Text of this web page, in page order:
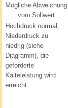
Mögliche Abweichung
vom Sollwert
Hochdruck normal,
Niederdruck zu
niedrig (siehe
Diagramm), die
geforderte
Kälteleistung wird
erreicht.